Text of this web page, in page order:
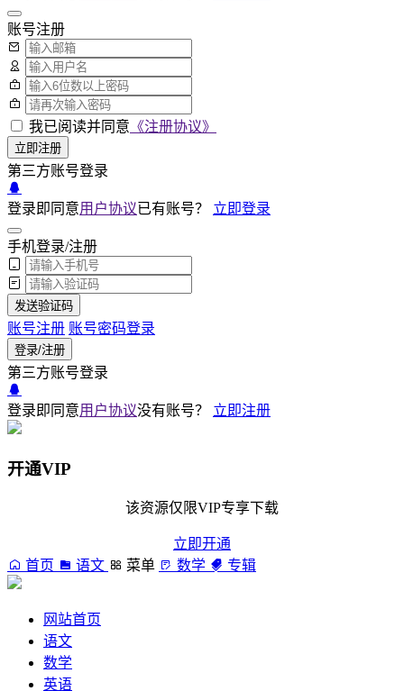
账号注册
我已阅读并同意 《注册协议》
立即注册
第三方账号登录
登录即同意用户协议已有账号？ 立即登录
手机登录/注册
发送验证码
账号注册 账号密码登录
登录/注册
第三方账号登录
登录即同意用户协议没有账号？ 立即注册
开通VIP
该资源仅限VIP专享下载
立即开通
首页
语文 菜单 数学 专辑
网站首页
语文
数学
英语